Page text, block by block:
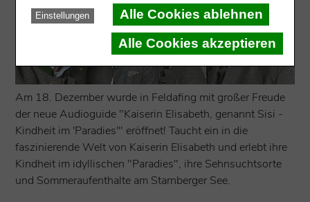
Am 18. Dezember wurde in Feldafing mit großer Freude
der neue Audioguide "Kaiserin Elisabeth, genannt Sisi -
Kindheit im 'Paradies'" eröffnet! Taucht ein in die
faszinierende Welt von Kaiserin Elisabeth und erlebt ihre
Kindheit im idyllischen "Paradies", ihre Sehnsuchtsorte
und Sommeraufenthalte am Starnberger See.
Einstellungen
Alle Cookies ablehnen
Alle Cookies akzeptieren